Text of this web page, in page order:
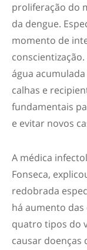
proliferação do
da dengue.
momento de
água
calhas e
fundamentais
e evitar novos
A médica
Fonseca,
redobrada
há aumento das
quatro tipos do
causar doenças